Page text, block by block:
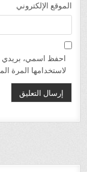
الموقع الإلكتروني
احفظ اسمي، بريدي
لاستخدامها المرة